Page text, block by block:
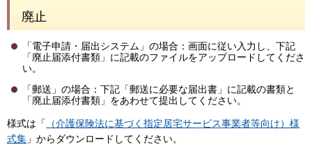
廃止
「電子申請・届出システム」の場合：画面に従い入力し、下記
「廃止届添付書類」に記載のファイルをアップロードしてくださ
い。
「郵送」の場合：下記「郵送に必要な届出書」に記載の書類と
「廃止届添付書類」をあわせて提出してください。
様式は「
（介護保険法に基づく指定居宅サービス事業者等向け）様
式集 」からダウンロードしてください。